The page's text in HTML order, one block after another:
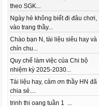
theo SGK...
Ngày hè không biết đi đâu chơi,
vào trang thầy...
Chào bạn N, tài liệu siêu hay và
chỉn chu...
Quy chế làm việc của Chi bộ
nhiệm kỳ 2025-2030...
Tài liệu hay, cảm ơn thầy HN đã
chia sẻ....
trinh thi oang tuần 1 ...